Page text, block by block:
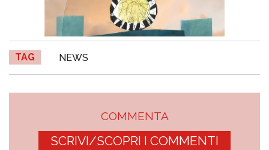
TAG NEWS
COMMENTA
SCRIVI/SCOPRI I COMMENTI